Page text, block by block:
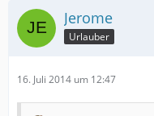
Jerome
Urlauber
16. Juli 2014 um 12:47